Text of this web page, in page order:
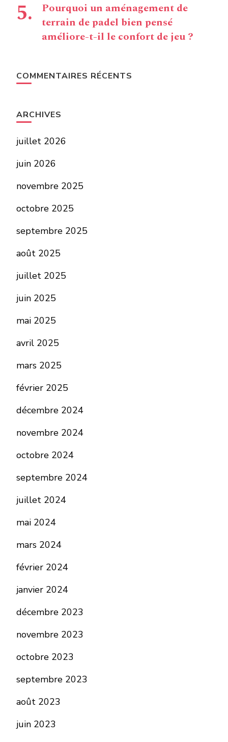
Pourquoi un aménagement de
terrain de padel bien pensé
améliore-t-il le confort de jeu ?
COMMENTAIRES RÉCENTS
ARCHIVES
juillet 2026
juin 2026
novembre 2025
octobre 2025
septembre 2025
août 2025
juillet 2025
juin 2025
mai 2025
avril 2025
mars 2025
février 2025
décembre 2024
novembre 2024
octobre 2024
septembre 2024
juillet 2024
mai 2024
mars 2024
février 2024
janvier 2024
décembre 2023
novembre 2023
octobre 2023
septembre 2023
août 2023
juin 2023